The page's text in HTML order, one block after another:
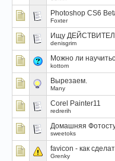
Photoshop CS6
Foxter
Ищу
denisgrim
Можно ли
kottom
Вырезаем.
Many
Corel Painter11
redrerih
Домашняя
sweetoks
favicon - как
Grenky